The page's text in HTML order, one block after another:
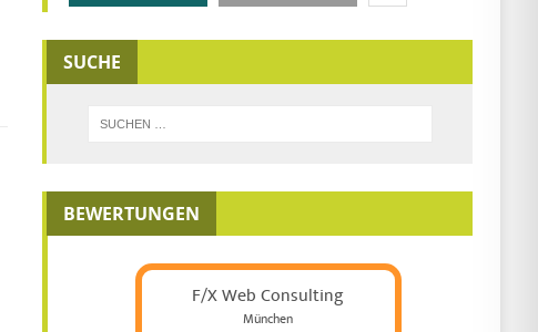
SUCHE
BEWERTUNGEN
F/X Web Consulting
München